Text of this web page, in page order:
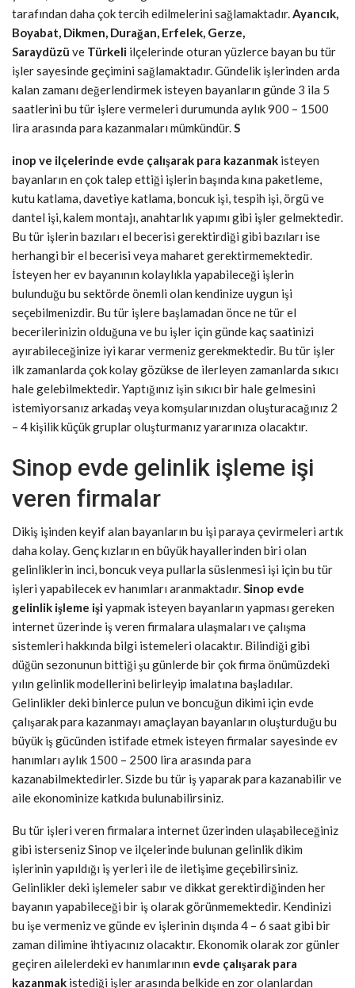
tarafından daha çok tercih edilmelerini sağlamaktadır.Ayancık,
Boyabat, Dikmen, Durağan, Erfelek, Gerze,
Saraydüzü ve Türkeli ilçelerinde oturan yüzlerce bayan bu tür
işler sayesinde geçimini sağlamaktadır. Gündelik işlerinden arda
kalan zamanı değerlendirmek isteyen bayanların günde 3 ila 5
saatlerini bu tür işlere vermeleri durumunda aylık 900 – 1500
lira arasında para kazanmaları mümkündür.S
inop ve ilçelerinde evde çalışarak para kazanmak isteyen
bayanların en çok talep ettiği işlerin başında kına paketleme,
kutu katlama, davetiye katlama, boncuk işi, tespih işi, örgü ve
dantel işi, kalem montajı, anahtarlık yapımı gibi işler gelmektedir.
Bu tür işlerin bazıları el becerisi gerektirdiği gibi bazıları ise
herhangi bir el becerisi veya maharet gerektirmemektedir.
İsteyen her ev bayanının kolaylıkla yapabileceği işlerin
bulunduğu bu sektörde önemli olan kendinize uygun işi
seçebilmenizdir. Bu tür işlere başlamadan önce ne tür el
becerilerinizin olduğuna ve bu işler için günde kaç saatinizi
ayırabileceğinize iyi karar vermeniz gerekmektedir. Bu tür işler
ilk zamanlarda çok kolay gözükse de ilerleyen zamanlarda sıkıcı
hale gelebilmektedir. Yaptığınız işin sıkıcı bir hale gelmesini
istemiyorsanız arkadaş veya komşularınızdan oluşturacağınız 2
– 4 kişilik küçük gruplar oluşturmanız yararınıza olacaktır.
Sinop evde gelinlik işleme işi
veren firmalar
Dikiş işinden keyif alan bayanların bu işi paraya çevirmeleri artık
daha kolay. Genç kızların en büyük hayallerinden biri olan
gelinliklerin inci, boncuk veya pullarla süslenmesi işi için bu tür
işleri yapabilecek ev hanımları aranmaktadır.Sinop evde
gelinlik işleme işiyapmak isteyen bayanların yapması gereken
internet üzerinde iş veren firmalara ulaşmaları ve çalışma
sistemleri hakkında bilgi istemeleri olacaktır. Bilindiği gibi
düğün sezonunun bittiği şu günlerde bir çok firma önümüzdeki
yılın gelinlik modellerini belirleyip imalatına başladılar.
Gelinlikler deki binlerce pulun ve boncuğun dikimi için evde
çalışarak para kazanmayı amaçlayan bayanların oluşturduğu bu
büyük iş gücünden istifade etmek isteyen firmalar sayesinde ev
hanımları aylık 1500 – 2500 lira arasında para
kazanabilmektedirler. Sizde bu tür iş yaparak para kazanabilir ve
aile ekonominize katkıda bulunabilirsiniz.
Bu tür işleri veren firmalara internet üzerinden ulaşabileceğiniz
gibi isterseniz Sinop ve ilçelerinde bulunan gelinlik dikim
işlerinin yapıldığı iş yerleri ile de iletişime geçebilirsiniz.
Gelinlikler deki işlemeler sabır ve dikkat gerektirdiğinden her
bayanın yapabileceği bir iş olarak görünmemektedir. Kendinizi
bu işe vermeniz ve günde ev işlerinin dışında 4 – 6 saat gibi bir
zaman dilimine ihtiyacınız olacaktır. Ekonomik olarak zor günler
geçiren ailelerdeki ev hanımlarının evde çalışarak para
kazanmak istediği işler arasında belkide en zor olanlardan